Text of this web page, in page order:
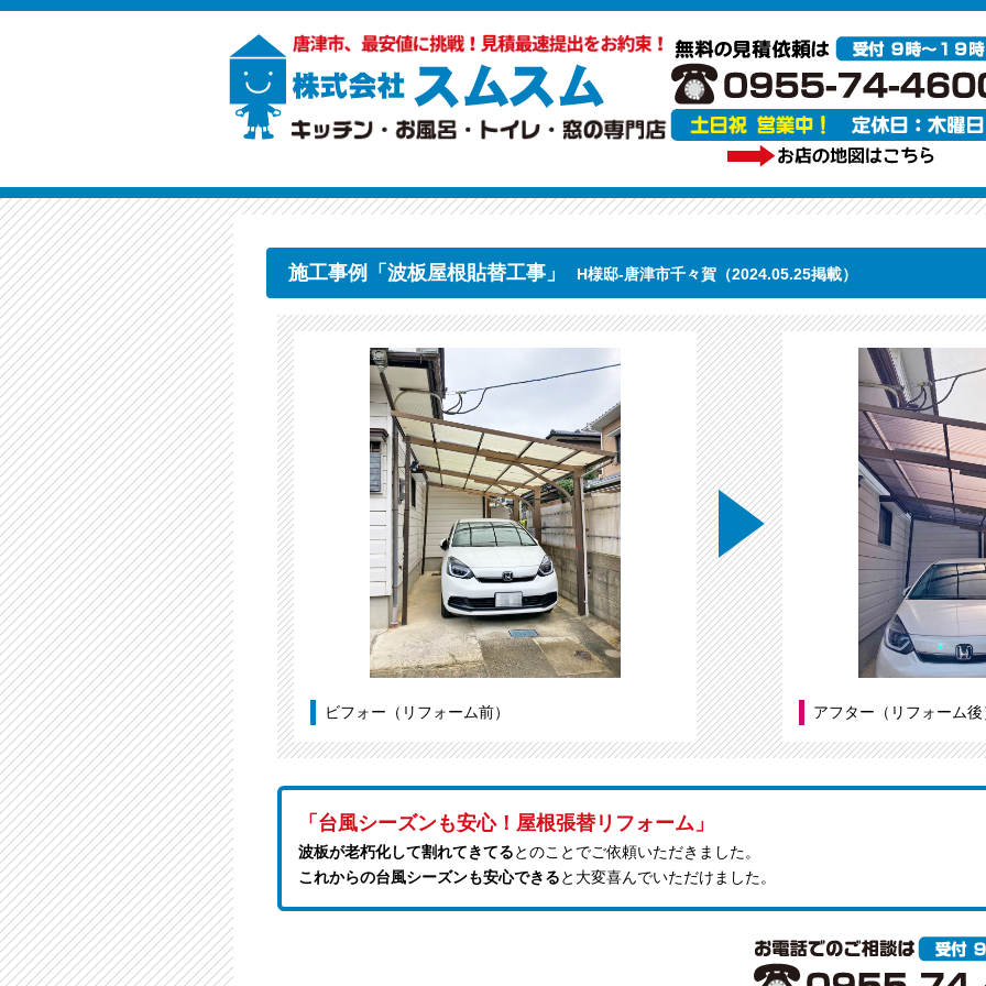
施工事例「波板屋根貼替工事」 H様邸-唐津市千々賀（2024.05.25掲載）
ビフォー（リフォーム前） アフター（リフォーム後
「台風シーズンも安心！屋根張替リフォーム」
波板が老朽化して割れてきてる とのことでご依頼いただきました。
これからの台風シーズンも安心できる と大変喜んでいただけました。